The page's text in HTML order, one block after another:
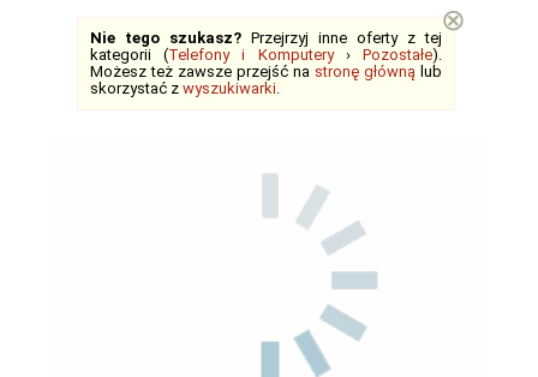
Nie tego szukasz? Przejrzyj inne oferty z tej
kategorii (Telefony i Komputery›Pozostałe).
Możesz też zawsze przejść na stronę główną lub
skorzystać z wyszukiwarki
⊗